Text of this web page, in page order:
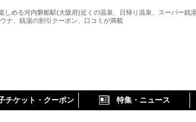
しめる河内磐船駅(大阪府)近くの温泉、日帰り温泉、スーパー銭湯
ナ、銭湯の割引クーポン、口コミが満載
チケット・クーポン 特集・ニュース